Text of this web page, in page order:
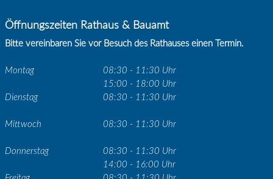
Öffnungszeiten Rathaus & Bauamt
Bitte vereinbaren Sie vor Besuch des Rathauses einen Termin.
Montag
08:30 - 11:30 Uhr
15:00 - 18:00 Uhr
Dienstag
08:30 - 11:30 Uhr
Mittwoch 08:30 - 11:30 Uhr
Donnerstag
08:30 - 11:30 Uhr
14:00 - 16:00 Uhr